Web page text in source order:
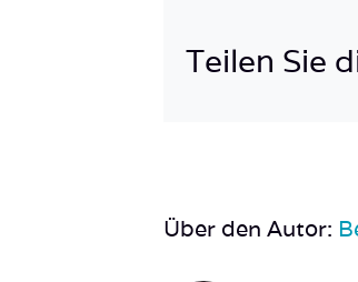
Teilen Sie
Über den Autor: